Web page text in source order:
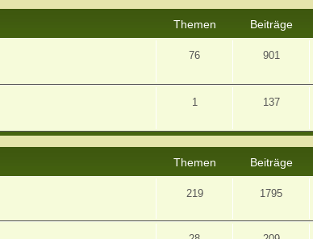
Themen Beiträge
76 901
1 137
Themen Beiträge
219 1795